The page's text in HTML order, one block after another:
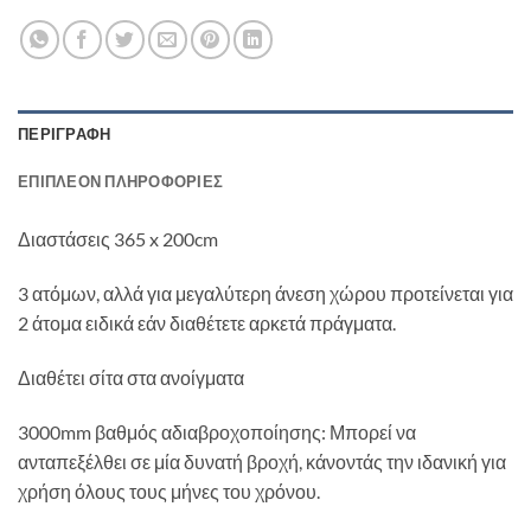
ΠΕΡΙΓΡΑΦΉ
ΕΠΙΠΛΈΟΝ ΠΛΗΡΟΦΟΡΊΕΣ
Διαστάσεις 365 x 200cm
3 ατόμων, αλλά για μεγαλύτερη άνεση χώρου προτείνεται για
2 άτομα ειδικά εάν διαθέτετε αρκετά πράγματα.
Διαθέτει σίτα στα ανοίγματα
3000mm βαθμός αδιαβροχοποίησης: Μπορεί να
ανταπεξέλθει σε μία δυνατή βροχή, κάνοντάς την ιδανική για
χρήση όλους τους μήνες του χρόνου.